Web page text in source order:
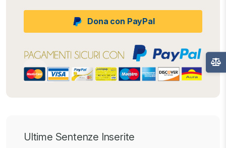
Dona con PayPal
Ultime Sentenze Inserite